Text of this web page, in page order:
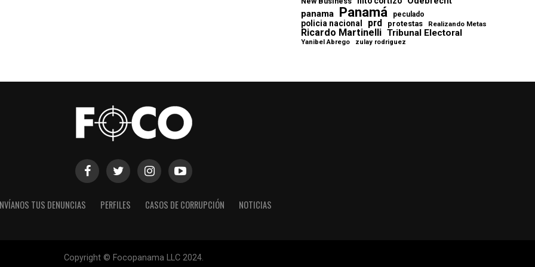
panama Panamá peculado
policia nacional prd protestas Realizando Metas
Ricardo Martinelli Tribunal Electoral
Yanibel Abrego zulay rodriguez
TUS DENUNCIAS PERFILES CASOS DE CORRUPCIÓN NOTICIAS
Copyright © Focopanama LLC 2024.